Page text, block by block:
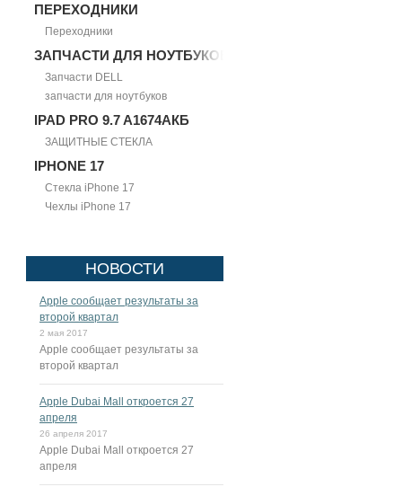
ПЕРЕХОДНИКИ
Переходники
ЗАПЧАСТИ ДЛЯ НОУТБУКОВ
Запчасти DELL
запчасти для ноутбуков
IPAD PRO 9.7 A1674АКБ
ЗАЩИТНЫЕ СТЕКЛА
IPHONE 17
Стекла iPhone 17
Чехлы iPhone 17
НОВОСТИ
Apple сообщает результаты за
второй квартал
2 мая 2017
Apple сообщает результаты за
второй квартал
Apple Dubai Mall откроется 27
апреля
26 апреля 2017
Apple Dubai Mall откроется 27
апреля